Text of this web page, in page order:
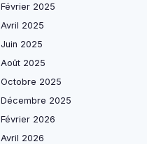
Février 2025
Avril 2025
Juin 2025
Août 2025
Octobre 2025
Décembre 2025
Février 2026
Avril 2026